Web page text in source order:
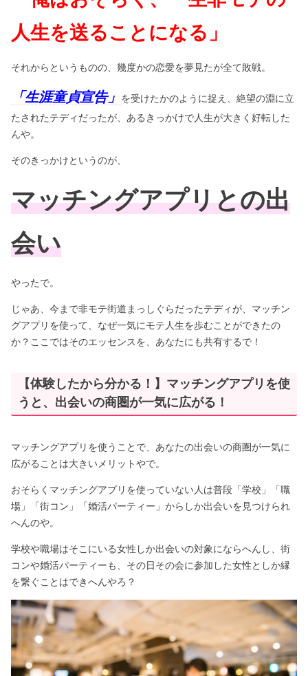
人生を送ることになる」
それからというものの、幾度かの恋愛を夢見たが全て敗戦。
「生涯童貞宣告」
を受けたかのように捉え、絶望の淵に立
たされたテディだったが、あるきっかけで人生が大きく好転した
んや。
そのきっかけというのが、
マッチングアプリとの出
会い
やったで。
じゃあ、今まで非モテ街道まっしぐらだったテディが、マッチン
グアプリを使って、なぜ一気にモテ人生を歩むことができたの
か？ここではそのエッセンスを、あなたにも共有するで！
【体験したから分かる！】マッチングアプリを使
うと、出会いの商圏が一気に広がる！
マッチングアプリを使うことで、あなたの出会いの商圏が一気に
広がることは大きいメリットやで。
おそらくマッチングアプリを使っていない人は普段「学校」「職
場」「街コン」「婚活パーティー」からしか出会いを見つけられ
へんのや。
学校や職場はそこにいる女性しか出会いの対象にならへんし、街
コンや婚活パーティーも、その日その会に参加した女性としか縁
を繋ぐことはできへんやろ？